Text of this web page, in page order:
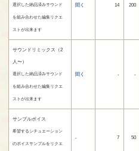
選択した納品済みサウンド
を組み合わせた編集リクエ
ストが出来ます
聞く 14 200
サウンドリミックス（2
人〜）
選択した納品済みサウンド
を組み合わせた編集リクエ
ストが出来ます
聞く - -
サンプルボイス
希望するシチュエーション
のボイスサンプルをリクエ
- 7 50